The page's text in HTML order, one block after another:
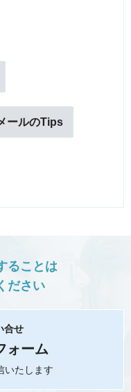
ールのTips
ることは
ださい
合せ
ォーム
いたします